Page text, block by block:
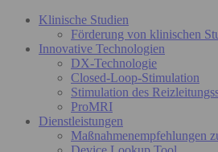
Klinische Studien
Förderung von klinischen
Innovative Technologien
DX-Technologie
Closed-Loop-Stimulation
Stimulation des
ProMRI
Dienstleistungen
Maßnahmenempfehlungen